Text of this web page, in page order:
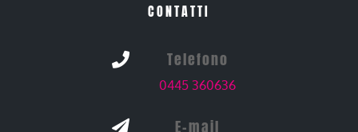
CONTATTI
 Telefono
0445 360636
 E-mail